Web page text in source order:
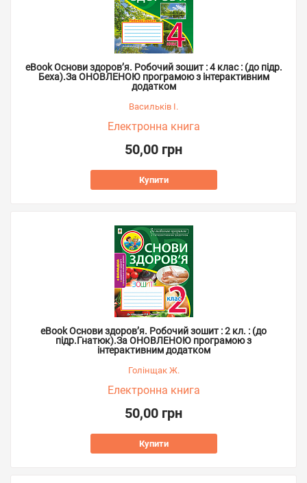
eBook Основи здоров’я. Робочий зошит : 4 клас : (до підр.
Беха).За ОНОВЛЕНОЮ програмою з інтерактивним
додатком
Васильків І.
Електронна книга
50,00 грн
Купити
eBook Основи здоров’я. Робочий зошит : 2 кл. : (до
підр.Гнатюк).За ОНОВЛЕНОЮ програмою з
інтерактивним додатком
Голінщак Ж.
Електронна книга
50,00 грн
Купити